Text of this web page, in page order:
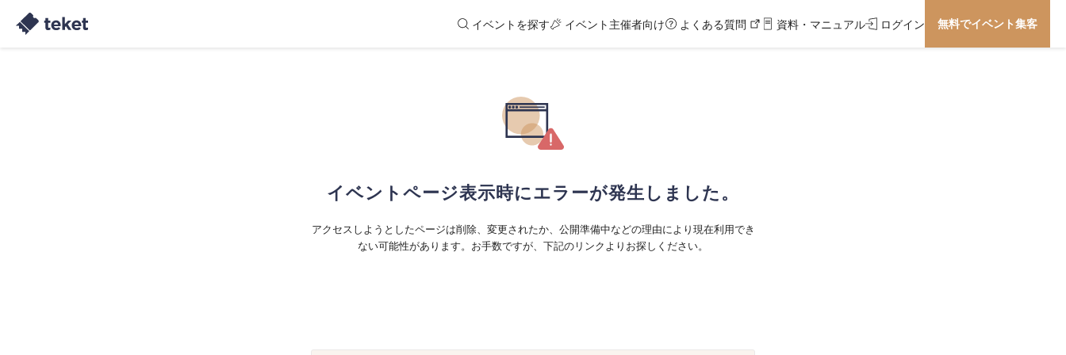
イベントを探す イベント主催者向け よくある質問 資料・マニュアル ログイン 無料でイベント集客
イベントページ表示時にエラーが発生しました。
アクセスしようとしたページは削除、変更されたか、公開準備中などの理由により現在利用でき
ない可能性があります。お手数ですが、下記のリンクよりお探しください。